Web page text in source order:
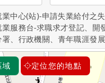
業中心(站)-申請失業給付之
業服務台-求職求才登記、開
署、行政機關、青年職涯發
域 定位您的地點